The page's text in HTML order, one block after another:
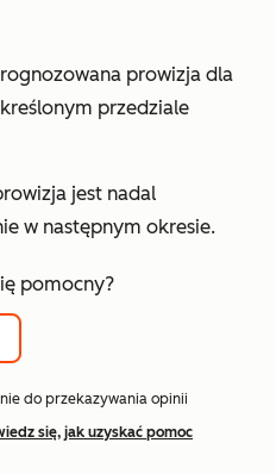
prowizja dla
przedziale
jest nadal
w następnym okresie.
pomocny?
do przekazywania opinii
się, jak uzyskać pomoc